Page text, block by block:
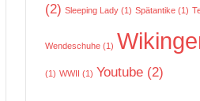
(2) Sleeping Lady (1) Spätantike (1)
Wendeschuhe (1)
(1) WWII (1) Youtube (2)